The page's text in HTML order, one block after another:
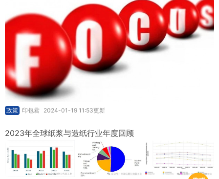
政策 印包君 2024-01-19 11:53更新
2023年全球纸浆与造纸行业年度回顾